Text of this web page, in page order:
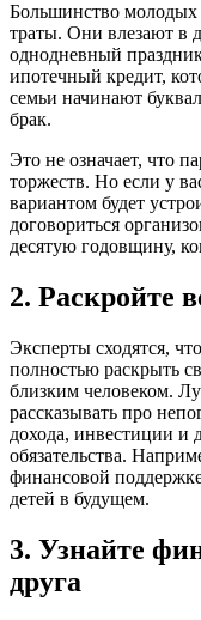
Большинство молодых
траты. Они влезают в
однодневный
ипотечный кредит,
семьи начинают
брак.
Это не означает, что
торжеств. Но если у
вариантом будет
договориться
десятую годовщину,
2. Раскройте
Эксперты сходятся,
полностью раскрыть
близким человеком.
рассказывать про
дохода, инвестиции и
обязательства.
финансовой
детей в будущем.
3. Узнайте
друга